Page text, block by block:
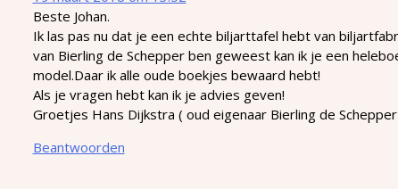
Beste Johan.
Ik las pas nu dat je een echte biljarttafel hebt van
van Bierling de Schepper ben geweest kan ik je een
model.Daar ik alle oude boekjes bewaard hebt!
Als je vragen hebt kan ik je advies geven!
Groetjes Hans Dijkstra ( oud eigenaar Bierling de
Beantwoorden